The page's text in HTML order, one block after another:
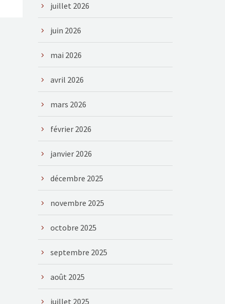
juillet 2026
juin 2026
mai 2026
avril 2026
mars 2026
février 2026
janvier 2026
décembre 2025
novembre 2025
octobre 2025
septembre 2025
août 2025
juillet 2025